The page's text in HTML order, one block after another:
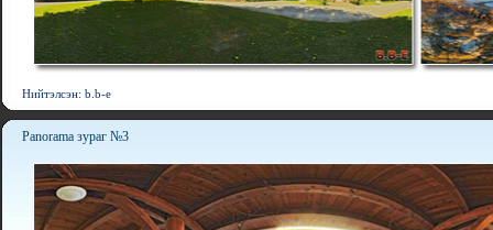
Нийтэлсэн: b.b-e
Panorama зураг №3